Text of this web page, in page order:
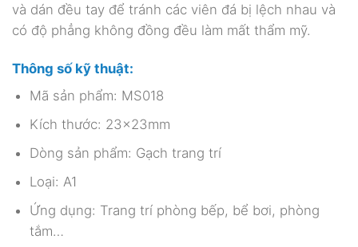
và dán đều tay để tránh các viên đá bị lệch nhau và
có độ phẳng không đồng đều làm mất thẩm mỹ.
Thông số kỹ thuật:
Mã sản phẩm: MS018
Kích thước: 23x23mm
Dòng sản phẩm: Gạch trang trí
Loại: A1
Ứng dụng: Trang trí phòng bếp, bể bơi, phòng
tắm…